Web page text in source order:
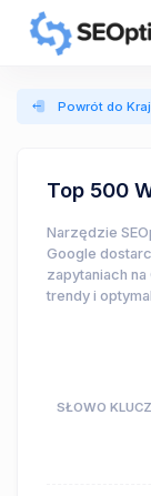
Powrót do
Top 500
Narzędzie
Google
zapytaniach
trendy i
SŁOWO